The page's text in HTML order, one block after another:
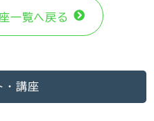
⼀覧へ戻る
・講座